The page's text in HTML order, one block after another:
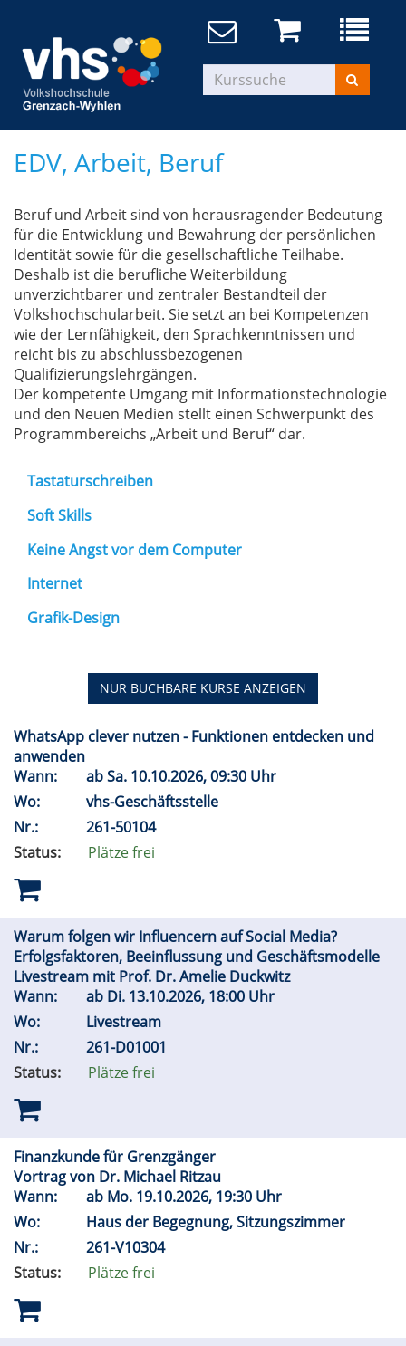
EDV, Arbeit, Beruf
Beruf und Arbeit sind von herausragender Bedeutung
für die Entwicklung und Bewahrung der persönlichen
Identität sowie für die gesellschaftliche Teilhabe.
Deshalb ist die berufliche Weiterbildung
unverzichtbarer und zentraler Bestandteil der
Volkshochschularbeit. Sie setzt an bei Kompetenzen
wie der Lernfähigkeit, den Sprachkenntnissen und
reicht bis zu abschlussbezogenen
Qualifizierungslehrgängen.
Der kompetente Umgang mit Informationstechnologie
und den Neuen Medien stellt einen Schwerpunkt des
Programmbereichs „Arbeit und Beruf“ dar.
Tastaturschreiben
Soft Skills
Keine Angst vor dem Computer
Internet
Grafik-Design
NUR BUCHBARE KURSE ANZEIGEN
WhatsApp clever nutzen - Funktionen entdecken und
anwenden
Wann:
abSa. 10.10.2026, 09:30 Uhr
Wo:
vhs-Geschäftsstelle
Nr.:
261-50104
Status:
Plätze frei
Warum folgen wir Influencern auf Social Media?
Erfolgsfaktoren, Beeinflussung und Geschäftsmodelle
Livestream mit Prof. Dr. Amelie Duckwitz
Wann:
ab Di. 13.10.2026, 18:00 Uhr
Wo:
Livestream
Nr.:
261-D01001
Status:
Plätze frei
Finanzkunde für Grenzgänger
Vortrag von Dr. Michael Ritzau
Wann:
ab Mo. 19.10.2026, 19:30 Uhr
Wo:
Haus der Begegnung, Sitzungszimmer
Nr.:
261-V10304
Status:
Plätze frei